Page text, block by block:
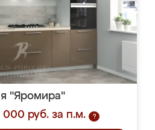
"Яромира"
000 руб. за п.м.
?